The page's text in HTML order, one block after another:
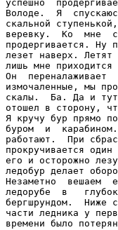
успешно
Володе.  Я
скальной
веревку.  Ко  мне
продергивается. Ну
лезет наверх.
лишь мне приходится
Он  переналаживает
измочаленные, мы
скалы.  Ба. Да и
отошел в сторону,
Я кручу бур прямо
буром  и
работают.  При
прокручивается
его и осторожно
ледобур делает
Незаметно  вешаем
ледорубе  в
бергшрундом.  Ниже
части ледника у
времени было